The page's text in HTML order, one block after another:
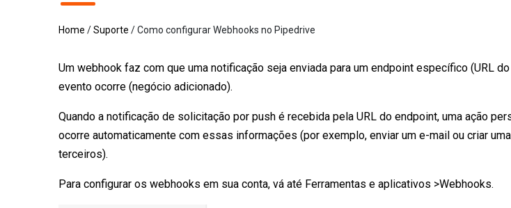
Home /Suporte /Como configurar Webhooks no Pipedrive
Um webhook faz com que uma notificação seja enviada para um endpoint específico (URL
evento ocorre (negócio adicionado).
Quando a notificação de solicitação por push é recebida pela URL do endpoint, uma ação
ocorre automaticamente com essas informações (por exemplo, enviar um e-mail ou criar
terceiros).
Para configurar os webhooks em sua conta, vá até Ferramentas e aplicativos >Webhooks.